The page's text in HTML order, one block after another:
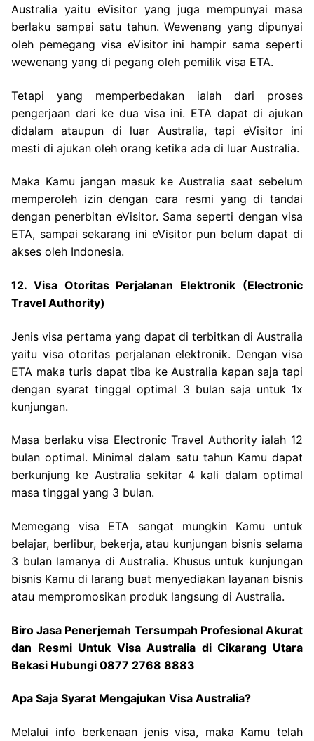
Australia yaitu eVisitor yang juga mempunyai masa
berlaku sampai satu tahun. Wewenang yang dipunyai
oleh pemegang visa eVisitor ini hampir sama seperti
wewenang yang di pegang oleh pemilik visa ETA.
Tetapi yang memperbedakan ialah dari proses
pengerjaan dari ke dua visa ini. ETA dapat di ajukan
didalam ataupun di luar Australia, tapi eVisitor ini
mesti di ajukan oleh orang ketika ada di luar Australia.
Maka Kamu jangan masuk ke Australia saat sebelum
memperoleh izin dengan cara resmi yang di tandai
dengan penerbitan eVisitor. Sama seperti dengan visa
ETA, sampai sekarang ini eVisitor pun belum dapat di
akses oleh Indonesia.
12. Visa Otoritas Perjalanan Elektronik (Electronic
Travel Authority)
Jenis visa pertama yang dapat di terbitkan di Australia
yaitu visa otoritas perjalanan elektronik. Dengan visa
ETA maka turis dapat tiba ke Australia kapan saja tapi
dengan syarat tinggal optimal 3 bulan saja untuk 1x
kunjungan.
Masa berlaku visa Electronic Travel Authority ialah 12
bulan optimal. Minimal dalam satu tahun Kamu dapat
berkunjung ke Australia sekitar 4 kali dalam optimal
masa tinggal yang 3 bulan.
Memegang visa ETA sangat mungkin Kamu untuk
belajar, berlibur, bekerja, atau kunjungan bisnis selama
3 bulan lamanya di Australia. Khusus untuk kunjungan
bisnis Kamu di larang buat menyediakan layanan bisnis
atau mempromosikan produk langsung di Australia.
Biro Jasa Penerjemah Tersumpah Profesional Akurat
dan Resmi Untuk Visa Australia di Cikarang Utara
Bekasi Hubungi 0877 2768 8883
Apa Saja Syarat Mengajukan Visa Australia?
Melalui info berkenaan jenis visa, maka Kamu telah